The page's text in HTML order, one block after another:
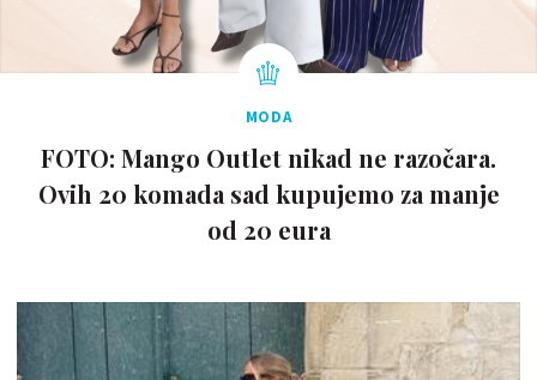
MODA
FOTO: Mango Outlet nikad ne razočara.
Ovih 20 komada sad kupujemo za manje
od 20 eura